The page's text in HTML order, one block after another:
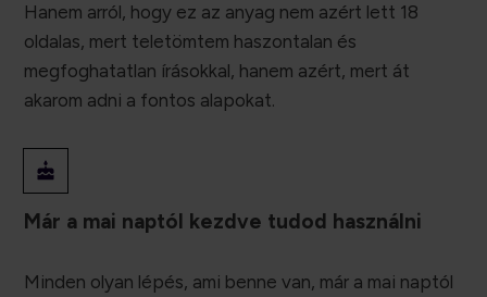
Hanem arról, hogy ez az anyag nem azért lett 18
oldalas, mert teletömtem haszontalan és
megfoghatatlan írásokkal, hanem azért, mert át
akarom adni a fontos alapokat.
Már a mai naptól kezdve tudod használni
Minden olyan lépés, ami benne van, már a mai naptól